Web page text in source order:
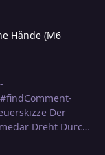
Bruchstücke
&
sind oder
Hände (M6
Der
Dreht Durch